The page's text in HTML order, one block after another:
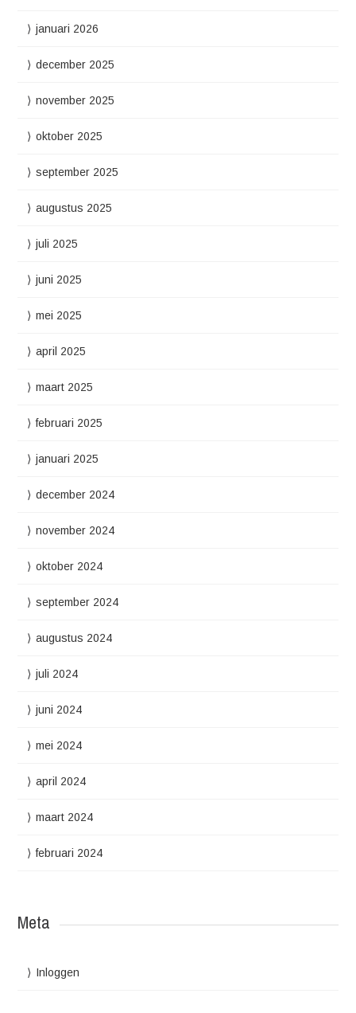
januari 2026
december 2025
november 2025
oktober 2025
september 2025
augustus 2025
juli 2025
juni 2025
mei 2025
april 2025
maart 2025
februari 2025
januari 2025
december 2024
november 2024
oktober 2024
september 2024
augustus 2024
juli 2024
juni 2024
mei 2024
april 2024
maart 2024
februari 2024
Meta
Inloggen